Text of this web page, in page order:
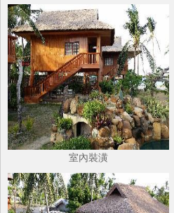
室內裝潢